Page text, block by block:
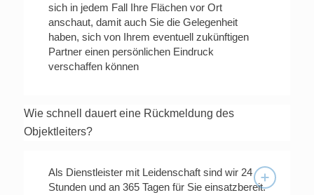
sich in jedem Fall Ihre Flächen vor Ort
anschaut, damit auch Sie die Gelegenheit
haben, sich von Ihrem eventuell zukünftigen
Partner einen persönlichen Eindruck
verschaffen können
Wie schnell dauert eine Rückmeldung des
Objektleiters?
Als Dienstleister mit ­Leidenschaft sind wir 24
Stunden und an 365 Tagen für Sie einsatzbereit.